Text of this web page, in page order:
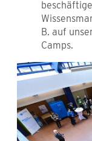
B. auf
Camps.